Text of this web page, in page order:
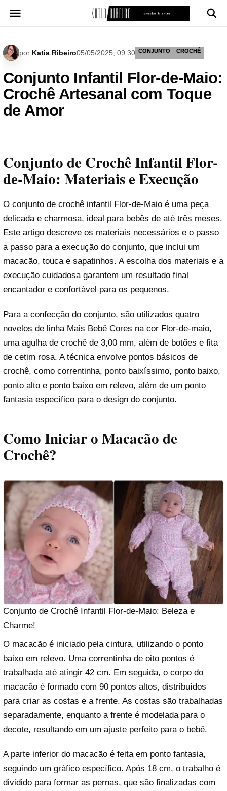
para
por Katia Ribeiro05/05/2025, 09:30 CONJUNTO CROCHÊ
Conjunto Infantil Flor-de-Maio:
Crochê Artesanal com Toque
de Amor
Conjunto de Crochê Infantil Flor-
de-Maio: Materiais e Execução
O conjunto de crochê infantil Flor-de-Maio é uma peça
delicada e charmosa, ideal para bebês de até três meses.
Este artigo descreve os materiais necessários e o passo
a passo para a execução do conjunto, que inclui um
macacão, touca e sapatinhos. A escolha dos materiais e a
execução cuidadosa garantem um resultado final
encantador e confortável para os pequenos.
Para a confecção do conjunto, são utilizados quatro
novelos de linha Mais Bebê Cores na cor Flor-de-maio,
uma agulha de crochê de 3,00 mm, além de botões e fita
de cetim rosa. A técnica envolve pontos básicos de
crochê, como correntinha, ponto baixíssimo, ponto baixo,
ponto alto e ponto baixo em relevo, além de um ponto
fantasia específico para o design do conjunto.
Como Iniciar o Macacão de
Crochê?
Conjunto de Crochê Infantil Flor-de-Maio: Beleza e
Charme!
O macacão é iniciado pela cintura, utilizando o ponto
baixo em relevo. Uma correntinha de oito pontos é
trabalhada até atingir 42 cm. Em seguida, o corpo do
macacão é formado com 90 pontos altos, distribuídos
para criar as costas e a frente. As costas são trabalhadas
separadamente, enquanto a frente é modelada para o
decote, resultando em um ajuste perfeito para o bebê.
A parte inferior do macacão é feita em ponto fantasia,
seguindo um gráfico específico. Após 18 cm, o trabalho é
dividido para formar as pernas, que são finalizadas com